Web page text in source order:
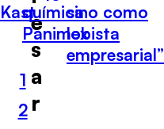
Kastquímica
Panimex
sino como
lobista
empresarial”
1
2
e
s
a
r